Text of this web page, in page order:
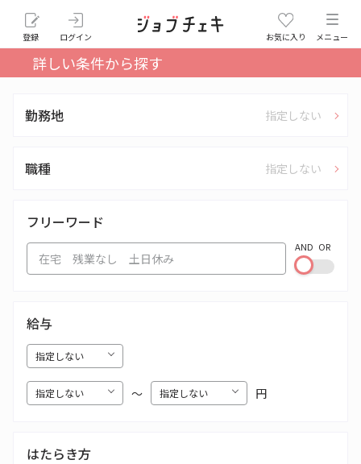
登録 ログイン お気に入り メニュー
詳しい条件から探す
勤務地 指定しない
職種 指定しない
フリーワード
AND OR
給与
〜 円
はたらき方